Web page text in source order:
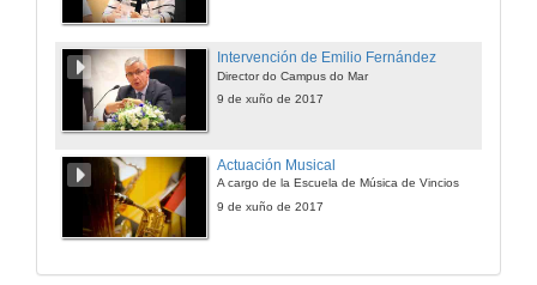
Intervención de Emilio Fernández
Director do Campus do Mar
9 de xuño de 2017
Actuación Musical
A cargo de la Escuela de Música de Vincios
9 de xuño de 2017